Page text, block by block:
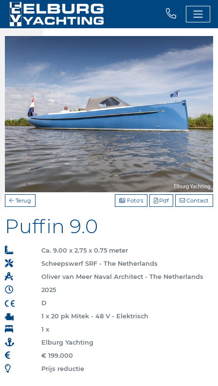
Terug Contact
Pdf
Foto's
Puffin 9.0
Ca. 9.00 x 2.75 x 0.75 meter
Scheepswerf SRF - The Netherlands
Oliver van Meer Naval Architect - The Netherlands
2025
D
1 x 20 pk Mitek - 48 V - Elektrisch
1 x
Elburg Yachting
€ 199.000
Prijs reductie